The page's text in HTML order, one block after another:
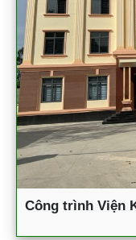
Công trình Viện